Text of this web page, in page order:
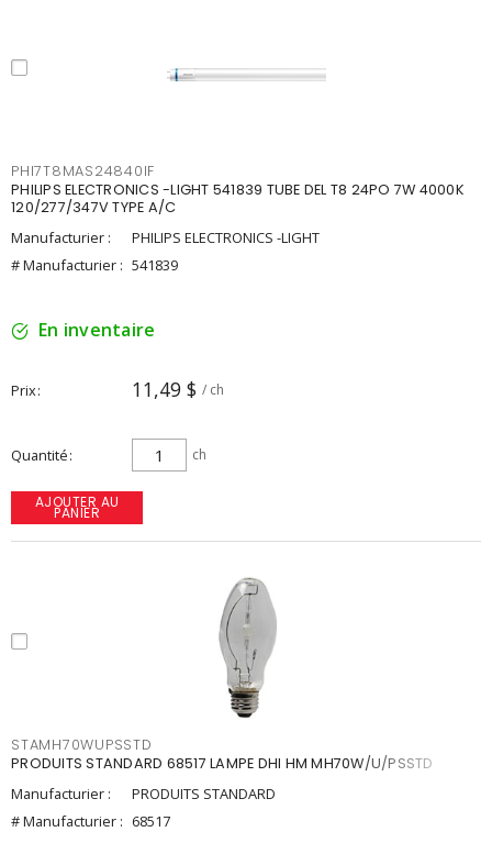
PHI7T8MAS24840IF
PHILIPS ELECTRONICS -LIGHT 541839 TUBE DEL T8 24PO 7W 4000K
120/277/347V TYPE A/C
Manufacturier :
PHILIPS ELECTRONICS -LIGHT
# Manufacturier : 541839
En inventaire
Prix 11,49 $ / ch
Quantité ch
AJOUTER AU
PANIER
STAMH70WUPSSTD
PRODUITS STANDARD 68517 LAMPE DHI HM MH70W/U/PSSTD
Manufacturier :
PRODUITS STANDARD
# Manufacturier : 68517